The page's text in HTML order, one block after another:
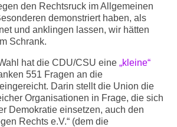
den Rechtsruck im Allgemeinen
demonstriert haben, als
und anklingen lassen, wir hätten
Schrank.
hat die CDU/CSU eine „kleine“
551 Fragen an die
Darin stellt die Union die
Organisationen in Frage, die sich
Demokratie einsetzen, auch den
Rechts e.V.“ (dem die